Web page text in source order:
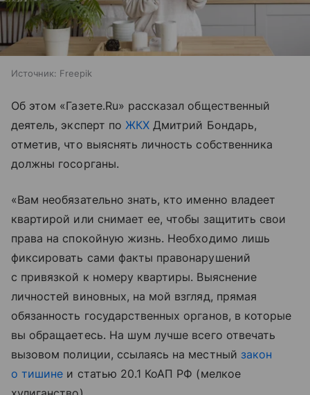
Источник: Freepik
Об этом «Газете.Ru» рассказал общественный
деятель, эксперт по ЖКХ Дмитрий Бондарь,
отметив, что выяснять личность собственника
должны госорганы.
«Вам необязательно знать, кто именно владеет
квартирой или снимает ее, чтобы защитить свои
права на спокойную жизнь. Необходимо лишь
фиксировать сами факты правонарушений
с привязкой к номеру квартиры. Выяснение
личностей виновных, на мой взгляд, прямая
обязанность государственных органов, в которые
вы обращаетесь. На шум лучше всего отвечать
вызовом полиции, ссылаясь на местный закон
о тишине и статью 20.1 КоАП РФ (мелкое